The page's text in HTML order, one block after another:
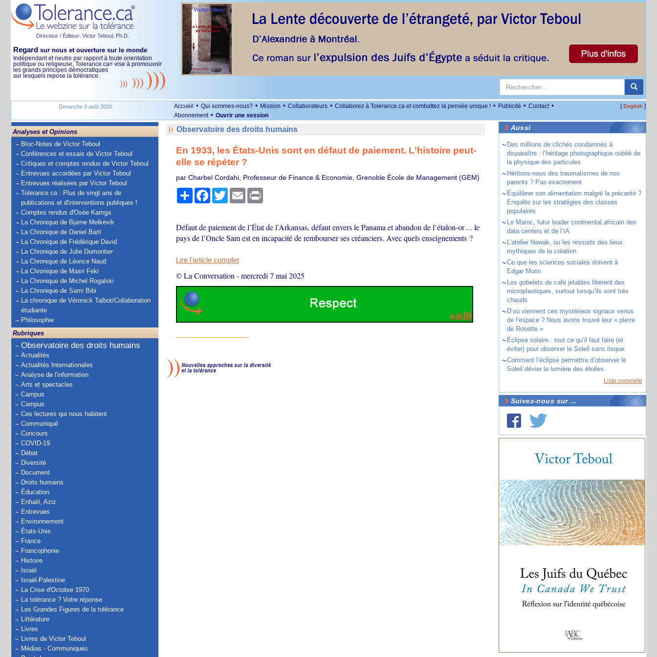
Directeur / Éditeur: Victor Teboul, Ph.D.
Regard sur nous et ouverture sur le monde
Indépendant et neutre par rapport à toute orientation
politique ou religieuse, Tolerance.ca® vise à promouvoir
les grands principes démocratiques
sur lesquels repose la tolérance.
Dimanche 9 août 2026 Accueil • Qui sommes-nous? • Mission • Collaborateurs • Collaborez à Tolerance.ca et combattez la pensée unique ! • Publicité • Contact •
Abonnement • Ouvrir une session
[English ]
Analyses et Opinions
Bloc-Notes de Victor Teboul
Conférences et essais de Victor Teboul
Critiques et comptes rendus de Victor Teboul
Entrevues accordées par Victor Teboul
Entrevues réalisées par Victor Teboul
Tolerance.ca : Plus de vingt ans de
publications et d'interventions publiques !
Comptes rendus d'Osée Kamga
La Chronique de Bjarne Melkevik
La Chronique de Daniel Baril
La Chronique de Frédérique David
La Chronique de Julie Dumontier
La Chronique de Léonce Naud
La Chronique de Masri Feki
La Chronique de Michel Rogalski
La Chronique de Sami Bibi
La chronique de Véronick Talbot/Collaboration
étudiante
Philosophie
Rubriques
Observatoire des droits humains
Actualités
Actualités Internationales
Analyse de l'information
Arts et spectacles
Campus
Campus
Ces lectures qui nous habitent
Communiqué
Concours
COVID-19
Débat
Diversité
Document
Droits humains
Éducation
Enhaili, Aziz
Entrevues
Environnement
États-Unis
France
Francophonie
Histoire
Israël
Israël-Palestine
La Crise d'Octobre 1970
La tolérance ? Votre réponse
Les Grandes Figures de la tolérance
Littérature
Livres
Livres de Victor Teboul
Médias - Communiqués
Observatoire des droits humains
En 1933, les États-Unis sont en défaut de paiement. L'histoire peut-
elle se répéter ?
par Charbel Cordahi, Professeur de Finance & Economie, Grenoble École de Management (GEM)
PartagerFacebook
TwitterEmail Print
Défaut de paiement de l’État de l’Arkansas, défaut envers le Panama et abandon de l’étalon-or… le
pays de l’Oncle Sam est en incapacité de rembourser ses créanciers. Avec quels enseignements ?
Lire l'article complet
© La Conversation -mercredi 7 mai 2025
Aussi
~ Des millions de clichés condamnés à
disparaître : l’héritage photographique oublié de
la physique des particules
~ Héritons-nous des traumatismes de nos
parents ? Pas exactement
~ Équilibrer son alimentation malgré la précarité ?
Enquête sur les stratégies des classes
populaires
~ Le Maroc, futur leader continental africain des
data centers et de l’IA
~ L’atelier Nawak, ou les ressorts des lieux
mythiques de la création
~Ce que les sciences sociales doivent à
Edgar Morin
~ Les gobelets de café jetables libèrent des
microplastiques, surtout lorsqu’ils sont très
chauds
~ D’où viennent ces mystérieux signaux venus
de l’espace ? Nous avons trouvé leur « pierre
de Rosette »
~ Éclipse solaire : tout ce qu’il faut faire (et
éviter) pour observer le Soleil sans risque
~Comment l’éclipse permettra d’observer le
Soleil dévier la lumière des étoiles
Liste complète
Suivez-nous sur ...